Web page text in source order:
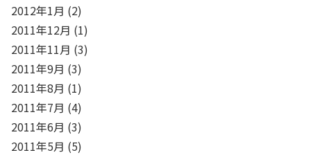
2012年1月 (2)
2011年12月 (1)
2011年11月 (3)
2011年9月 (3)
2011年8月 (1)
2011年7月 (4)
2011年6月 (3)
2011年5月 (5)